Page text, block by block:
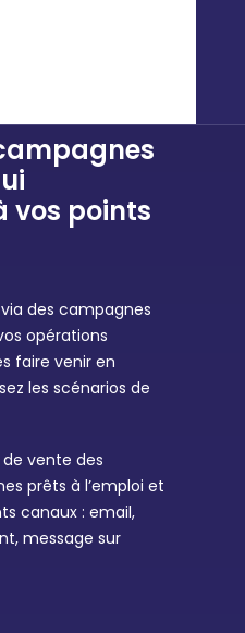
vos points
des campagnes
opérations
faire venir en
les scénarios de
vente des
prêts à l’emploi et
canaux : email,
message sur